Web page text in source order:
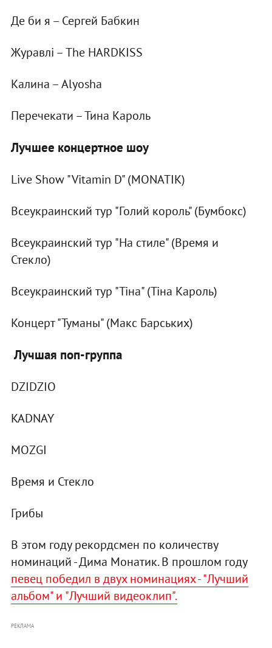
Де би я – Сергей Бабкин
Журавлі – The HARDKISS
Калина – Alyosha
Перечекати – Тина Кароль
Лучшее концертное шоу
Live Show "Vitamin D" (MONATIK)
Всеукраинский тур "Голий король" (Бумбокс)
Всеукраинский тур "На стиле" (Время и
Стекло)
Всеукраинский тур "Тіна" (Тіна Кароль)
Концерт "Туманы" (Макс Барських)
Лучшая поп-группа
DZIDZIO
KADNAY
MOZGI
Время и Стекло
Грибы
В этом году рекордсмен по количеству
номинаций - Дима Монатик. В прошлом году
певец победил в двух номинациях - "Лучший
альбом" и "Лучший видеоклип".
РЕКЛАМА